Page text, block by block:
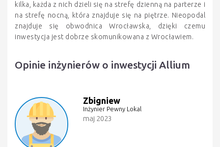
kilka, każda z nich dzieli się na strefę dzienną na parterze i
na strefę nocną, która znajduje się na piętrze. Nieopodal
znajduje się obwodnica Wrocławska, dzięki czemu
inwestycja jest dobrze skomunikowana z Wrocławiem.
Opinie inżynierów o inwestycji Allium
Zbigniew
Inżynier Pewny Lokal
maj 2023